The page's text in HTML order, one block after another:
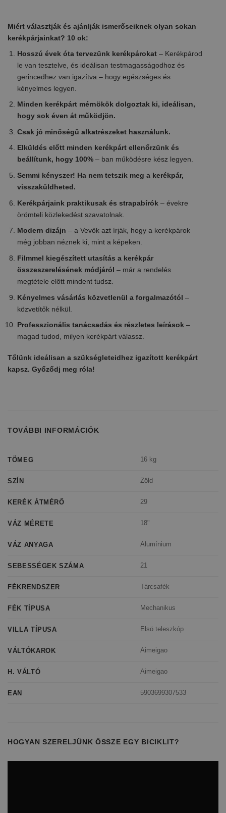
Miért választják és ajánlják ismerőseiknek olyan sokan
kerékpárjainkat? 10 ok:
Hosszú évek óta tervezünk kerékpárokat – Kerékpárod
le van tesztelve, és ideálisan testmagasságodhoz és
gerincedhez van igazítva – hogy egészséges és
kényelmes legyen.
Minden kerékpárt mérnökök dolgoztak ki, ideálisan,
hogy sok éven át működjön.
Csak jó minőségű alkatrészeket használunk.
Elküldés előtt minden kerékpárt ellenőrzünk és
beállítunk, hogy 100% – ban működésre kész legyen.
Semmi kényszer! Ha nem tetszik meg a kerékpár,
visszaküldheted.
Kerékpárjaink praktikusak és strapabírók – évekre
örömteli közlekedést szavatolnak.
Modern dizájn – a Vevők azt írják, hogy a kerékpárok
még jobban néznek ki, mint a képeken.
Filmmel kiegészített utasítás a kerékpár
összeszerelésének módjáról – már a rendelés
megtétele előtt mindent tudsz.
Kényelmes vásárlás közvetlenül a forgalmazótól –
közvetítők nélkül.
Professzionális tanácsadás és részletes leírások –
magad tudod, milyen kerékpárt válassz.
Tőlünk ideálisan a szükségleteidhez igazított kerékpárt
kapsz. Győződj meg róla!
TOVÁBBI INFORMÁCIÓK
TÖMEG 16 kg
SZÍN Zöld
KERÉK ÁTMÉRŐ 29
VÁZ MÉRETE 18"
VÁZ ANYAGA Alumínium
SEBESSÉGEK SZÁMA 21
FÉKRENDSZER Tárcsafék
FÉK TÍPUSA Mechanikus
VILLA TÍPUSA Elsö teleszkóp
VÁLTÓKAROK Aimeigao
H. VÁLTÓ Aimeigao
EAN 5903699307533
HOGYAN SZERELJÜNK ÖSSZE EGY BICIKLIT?